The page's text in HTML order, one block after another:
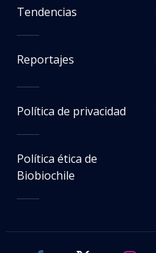
Tendencias
Reportajes
Política de privacidad
Política ética de
Biobiochile